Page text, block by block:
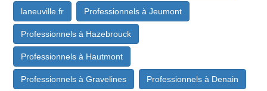
laneuville.fr Professionnels à Jeumont
Professionnels à Hazebrouck
Professionnels à Hautmont
Professionnels à Gravelines Professionnels à Denain